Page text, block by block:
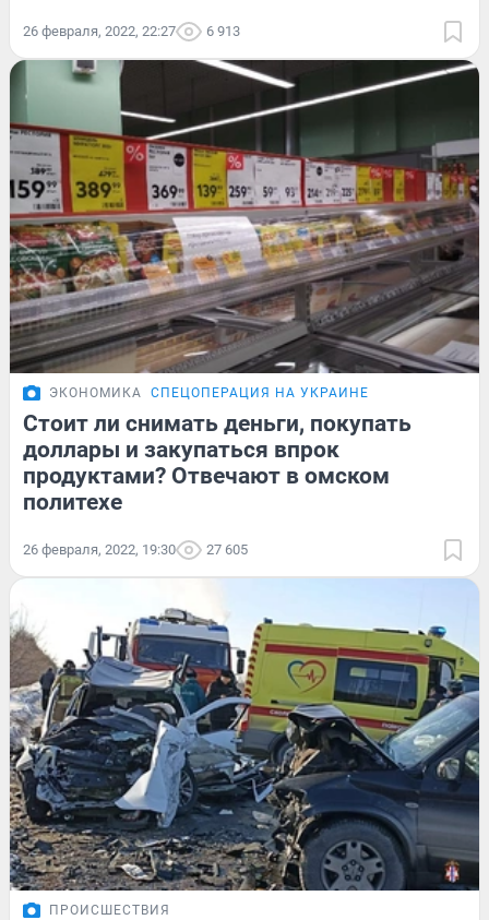
26 февраля, 2022, 22:27 6 913
ЭКОНОМИКА СПЕЦОПЕРАЦИЯ НА УКРАИНЕ
Стоит ли снимать деньги, покупать
доллары и закупаться впрок
продуктами? Отвечают в омском
политехе
26 февраля, 2022, 19:30 27 605
ПРОИСШЕСТВИЯ